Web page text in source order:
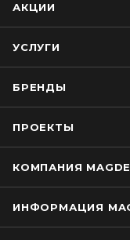
АКЦИИ
УСЛУГИ
БРЕНДЫ
ПРОЕКТЫ
КОМПАНИЯ
ИНФОРМАЦИЯ